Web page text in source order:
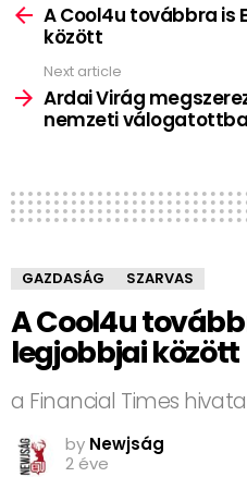
moreA Cool4u továbbra is
között
Next article
Ardai Virág
nemzeti
GAZDASÁG SZARVAS
A Cool4u
legjobbjai között
a Financial Times
by Newjság
2 éve